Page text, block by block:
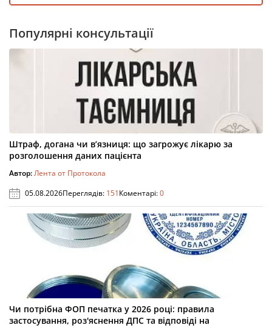
Популярні консультації
Штраф, догана чи в’язниця: що загрожує лікарю за
розголошення даних пацієнта
Автор:Лента от Протокола
05.08.2026Переглядів: 151Коментарі:0
Чи потрібна ФОП печатка у 2026 році: правила
застосування, роз'яснення ДПС та відповіді на